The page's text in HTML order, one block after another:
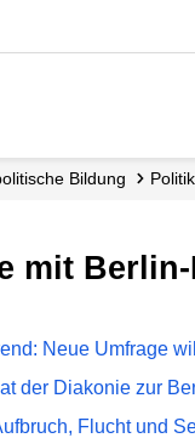
Bildung
mit
Neue Umfrage
der Diakonie zur
Flucht und